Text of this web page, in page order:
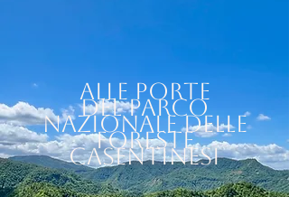
Alle porte
del Parco
Nazionale delle
Foreste
Casentinesi